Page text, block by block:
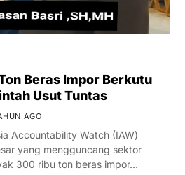
Beras Impor Berkutu
Usut Tuntas
AGO
Accountability Watch (IAW)
yang mengguncang sektor
300 ribu ton beras impor…